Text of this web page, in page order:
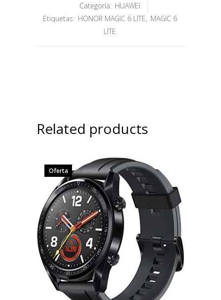
Categoría: HUAWEI
Etiquetas: HONOR MAGIC 6 LITE, MAGIC 6
LITE
Related products
Oferta